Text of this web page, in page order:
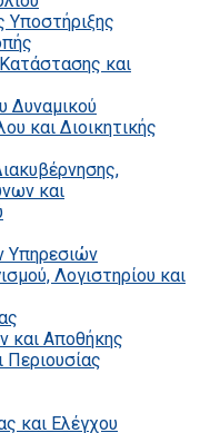
Υποστήριξης
και
Δυναμικού
και Διοικητικής
και
Υπηρεσιών
Λογιστηρίου και
και Αποθήκης
και Ελέγχου